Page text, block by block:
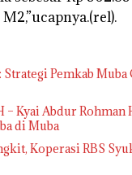
Pemkab Muba
– Kyai Abdur Rohman
di Muba
Koperasi RBS